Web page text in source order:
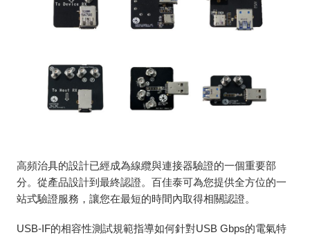
高頻治具的設計已經成為線纜與連接器驗證的一個重要部
分。從產品設計到最終認證。百佳泰可為您提供全方位的一
站式驗證服務，讓您在最短的時間內取得相關認證。
USB-IF的相容性測試規範指導如何針對USB Gbps的電氣特